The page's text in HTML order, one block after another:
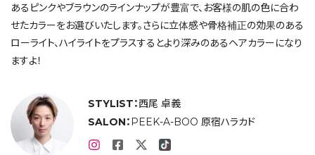
STYLIST：西尾 卓義
SALON： PEEK-A-BOO 原宿ハラカド
あるピンクやブラウンのラインナップが豊富で、お客様の肌の色に合わ
せたカラーをお選びいたします。さらに立体感や骨格補正の効果のある
ローライト、ハイライトをプラスするとより深みのあるヘアカラーになり
ますよ！